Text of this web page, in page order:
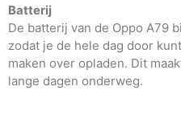
Batterij
De batterij van de Oppo A79
zodat je de hele dag door
maken over opladen. Dit
lange dagen onderweg.